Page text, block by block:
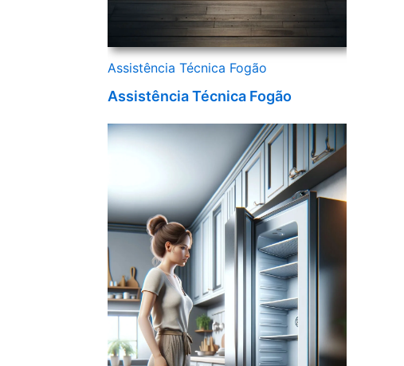
Assistência Técnica Fogão
Assistência Técnica Fogão